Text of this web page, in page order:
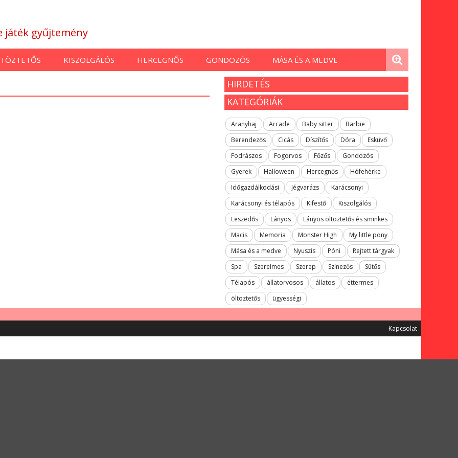
játék gyűjtemény
KISZOLGÁLÓS HERCEGNŐS GONDOZÓS MÁSA ÉS A MEDVE
HIRDETÉS
KATEGÓRIÁK
Aranyhaj Arcade Baby sitter
Barbie
Berendezős
Cicás Díszítős Dóra
Esküvő
Fodrászos
Fogorvos Főzős
Gondozós
Gyerek
Halloween Hercegnős
Hófehérke
Időgazdálkodási
Jégvarázs
Karácsonyi
Karácsonyi és télapós
Kifestő
Kiszolgálós
Leszedős
Lányos
Lányos öltöztetős és sminkes
Macis
Memoria Monster High
My little pony
Mása és a medve
Nyuszis Póni
Rejtett tárgyak
Spa
Szerelmes Szerep Színezős
Sütős
Télapós
állatorvosos állatos
éttermes
öltöztetős
ügyességi
Kapcsolat